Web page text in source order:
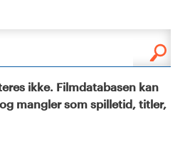
ikke. Filmdatabasen kan
mangler som spilletid, titler,